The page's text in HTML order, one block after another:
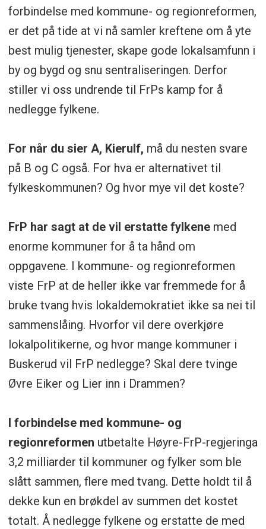
forbindelse med kommune- og regionreformen,
er det på tide at vi nå samler kreftene om å yte
best mulig tjenester, skape gode lokalsamfunn i
by og bygd og snu sentraliseringen. Derfor
stiller vi oss undrende til FrPs kamp for å
nedlegge fylkene.
For når du sier A, Kierulf, må du nesten svare
på B og C også. For hva er alternativet til
fylkeskommunen? Og hvor mye vil det koste?
FrP har sagt at de vil erstatte fylkenemed
enorme kommuner for å ta hånd om
oppgavene. I kommune- og regionreformen
viste FrP at de heller ikke var fremmede for å
bruke tvang hvis lokaldemokratiet ikke sa nei til
sammenslåing. Hvorfor vil dere overkjøre
lokalpolitikerne, og hvor mange kommuner i
Buskerud vil FrP nedlegge? Skal dere tvinge
Øvre Eiker og Lier inn i Drammen?
I forbindelse med kommune- og
regionreformen utbetalte Høyre-FrP-regjeringa
3,2 milliarder til kommuner og fylker som ble
slått sammen, flere med tvang. Dette holdt til å
dekke kun en brøkdel av summen det kostet
totalt. Å nedlegge fylkene og erstatte de med